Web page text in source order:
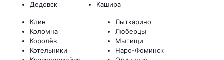
Дедовск
Кашира
Клин
Коломна
Королёв
Котельники
Лыткарино
Люберцы
Мытищи
Наро-Фоминск